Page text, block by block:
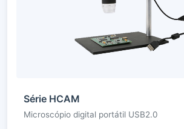
Série HCAM
Microscópio digital portátil USB2.0